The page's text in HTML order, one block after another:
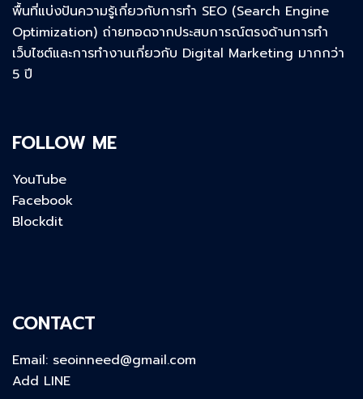
พื้นที่แบ่งปันความรู้เกี่ยวกับการทำ SEO (Search Engine
Optimization) ถ่ายทอดจากประสบการณ์ตรงด้านการทำ
เว็บไซต์และการทำงานเกี่ยวกับ Digital Marketing มากกว่า
5 ปี
FOLLOW ME
YouTube
Facebook
Blockdit
CONTACT
Email: seoinneed@gmail.com
Add LINE